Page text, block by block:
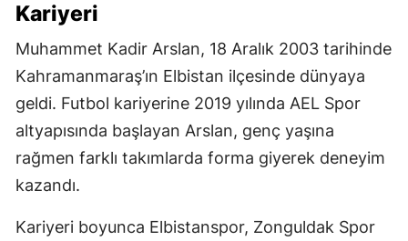
Kariyeri
Muhammet Kadir Arslan, 18 Aralık 2003 tarihinde
Kahramanmaraş’ın Elbistan ilçesinde dünyaya
geldi. Futbol kariyerine 2019 yılında AEL Spor
altyapısında başlayan Arslan, genç yaşına
rağmen farklı takımlarda forma giyerek deneyim
kazandı.
Kariyeri boyunca Elbistanspor, Zonguldak Spor